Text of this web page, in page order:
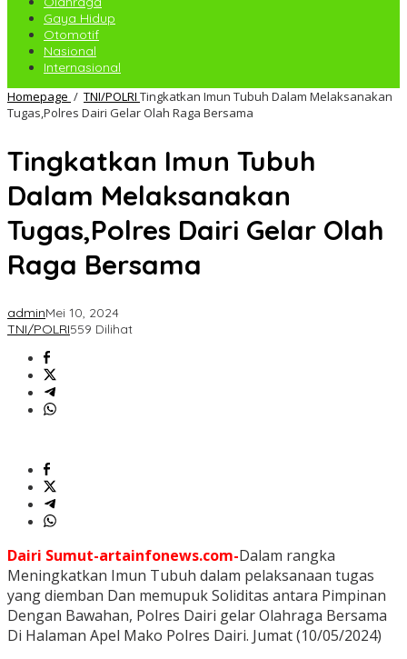
Gaya Hidup
Otomotif
Nasional
Internasional
Homepage / TNI/POLRI Tingkatkan Imun Tubuh Dalam Melaksanakan
Tugas,Polres Dairi Gelar Olah Raga Bersama
Tingkatkan Imun Tubuh
Dalam Melaksanakan
Tugas,Polres Dairi Gelar Olah
Raga Bersama
adminMei 10, 2024
TNI/POLRI559 Dilihat
Dairi Sumut-artainfonews.com-Dalam rangka
Meningkatkan Imun Tubuh dalam pelaksanaan tugas
yang diemban Dan memupuk Soliditas antara Pimpinan
Dengan Bawahan, Polres Dairi gelar Olahraga Bersama
Di Halaman Apel Mako Polres Dairi. Jumat (10/05/2024)